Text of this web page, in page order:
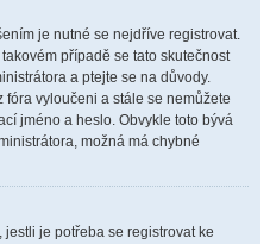
je nutné se nejdříve registrovat.
případě se tato skutečnost
a ptejte se na důvody.
fóra vyloučeni a stále se nemůžete
jméno a heslo. Obvykle toto bývá
možná má chybné
je potřeba se registrovat ke